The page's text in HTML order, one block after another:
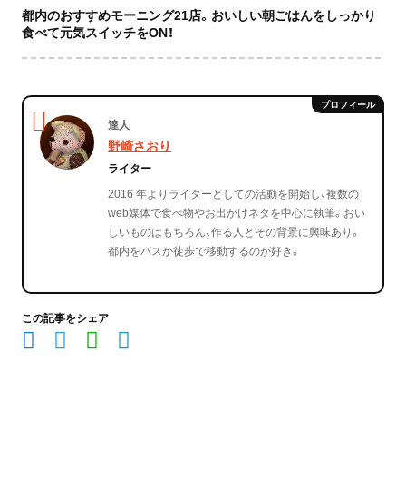
都内のおすすめモーニング21店。おいしい朝ごはんをしっかり
食べて元気スイッチをON！
達人
野崎さおり
ライター
2016 年よりライターとしての活動を開始し、複数の
web媒体で食べ物やお出かけネタを中心に執筆。おい
しいものはもちろん、作る人とその背景に興味あり。
都内をバスか徒歩で移動するのが好き。
この記事をシェア